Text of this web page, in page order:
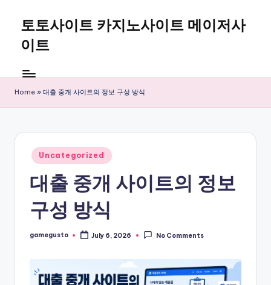
content
토토사이트 카지노사이트 메이저사
이트
Home » 대출 중개 사이트의 정보 구성 방식
Posted
in
Uncategorized
대출 중개 사이트의 정보
구성 방식
Posted
gamegusto July 6, 2026 No Comments